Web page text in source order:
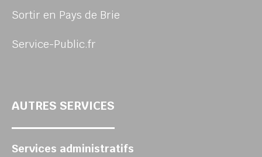
Sortir en Pays de Brie
Service-Public.fr
AUTRES SERVICES
Services administratifs